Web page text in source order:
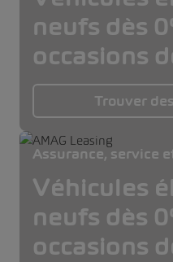
neufs dès
occasions
Trouver
Assurance, service
Véhicules
neufs dès
occasions